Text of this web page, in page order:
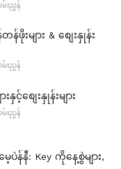
မ်းညွှန်
းများ & စျေးနှုန်း
မ်းညွှန်
င့်စျေးနှုန်းများ
မ်းညွှန်
နီ: Key ကိုနေ့စွဲများ,